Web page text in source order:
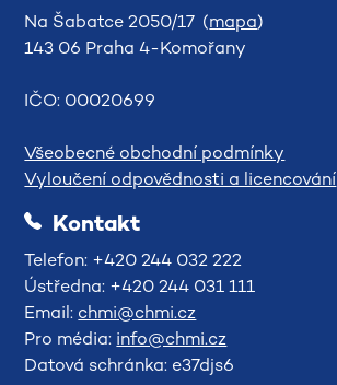
Na Šabatce 2050/17 (mapa)
143 06 Praha 4-Komořany
IČO: 00020699
Všeobecné obchodní podmínky
Vyloučení odpovědnosti a licencování
Kontakt
Telefon: +420 244 032 222
Ústředna: +420 244 031 111
Email: chmi@chmi.cz
Pro média: info@chmi.cz
Datová schránka: e37djs6